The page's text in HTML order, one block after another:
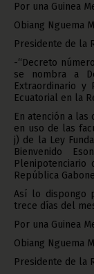
Por una Guinea
Obiang Nguema
Presidente de la
-“Decreto
se nombra a
Extraordinario y
Ecuatorial en la
En atención a
en uso de las
j) de la Ley
Bienvenido
República
Así lo dispongo
trece días del
Por una Guinea
Obiang Nguema
Presidente de la